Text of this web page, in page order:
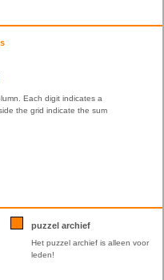
Each digit indicates a
the grid indicate the sum
puzzel archief
Het puzzel archief is alleen voor
leden!